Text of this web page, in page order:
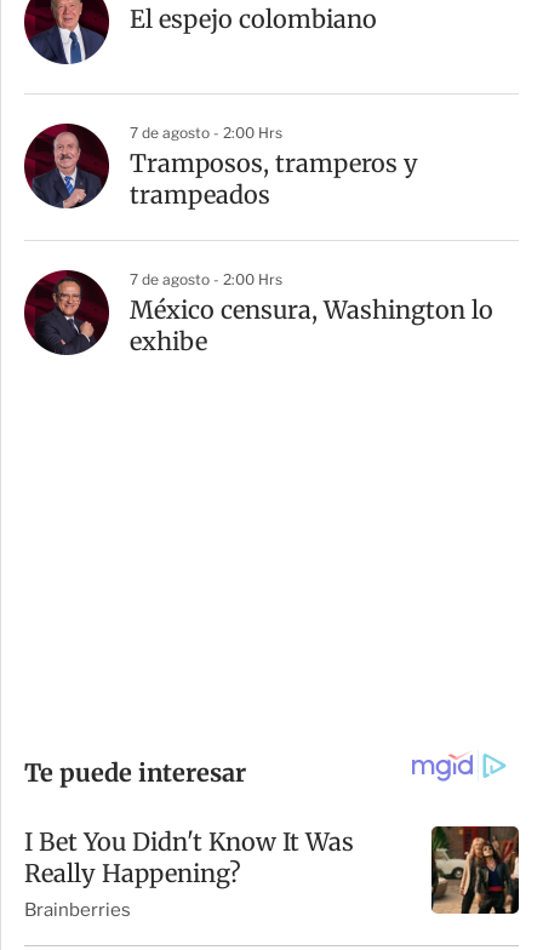
El espejo colombiano
7 de agosto - 2:00 Hrs
Tramposos, tramperos y
trampeados
7 de agosto - 2:00 Hrs
México censura, Washington lo
exhibe